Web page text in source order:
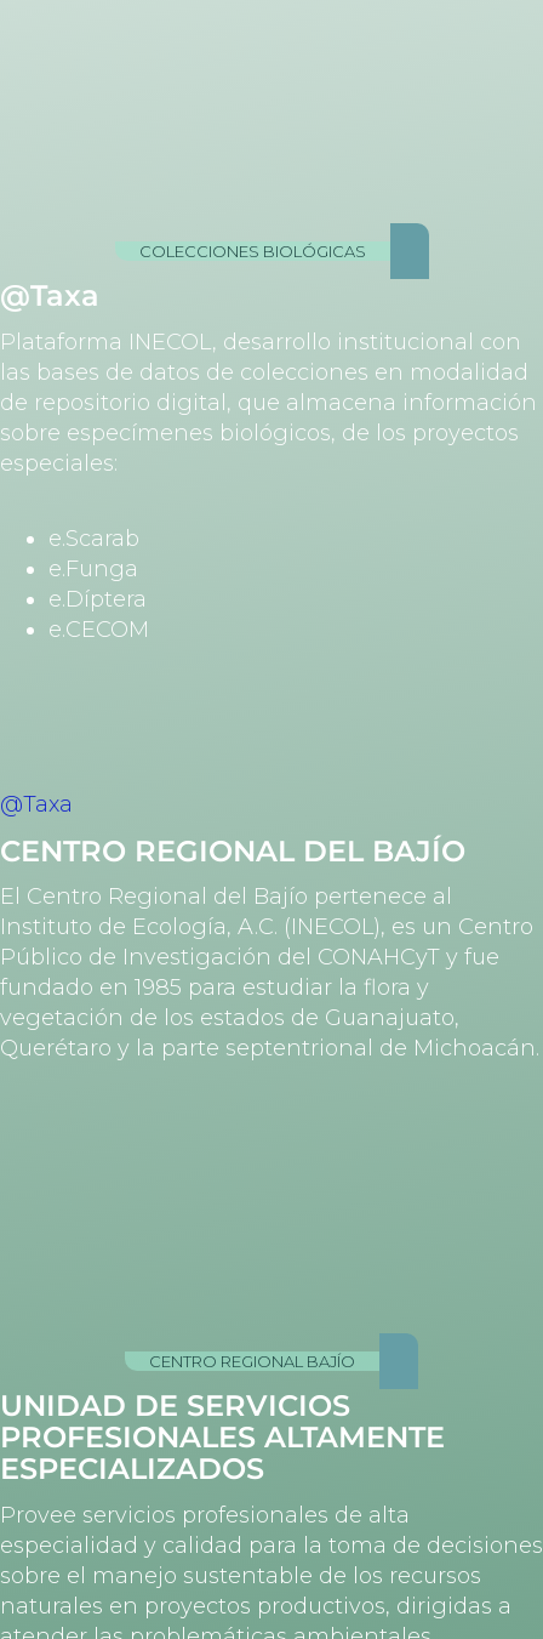
COLECCIONES BIOLÓGICAS
@Taxa
Plataforma INECOL, desarrollo institucional con
las bases de datos de colecciones en modalidad
de repositorio digital, que almacena información
sobre especímenes biológicos, de los proyectos
especiales:
e.Scarab
e.Funga
e.Díptera
e.CECOM
@Taxa
CENTRO REGIONAL DEL BAJÍO
El Centro Regional del Bajío pertenece al
Instituto de Ecología, A.C. (INECOL), es un Centro
Público de Investigación del CONAHCyT y fue
fundado en 1985 para estudiar la flora y
vegetación de los estados de Guanajuato,
Querétaro y la parte septentrional de Michoacán.
CENTRO REGIONAL BAJÍO
UNIDAD DE SERVICIOS
PROFESIONALES ALTAMENTE
ESPECIALIZADOS
Provee servicios profesionales de alta
especialidad y calidad para la toma de decisiones
sobre el manejo sustentable de los recursos
naturales en proyectos productivos, dirigidas a